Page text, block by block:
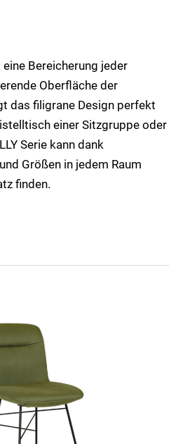
Bereicherung jeder
Oberfläche der
das filigrane Design perfekt
einer Sitzgruppe oder
Serie kann dank
Größen in jedem Raum
finden.